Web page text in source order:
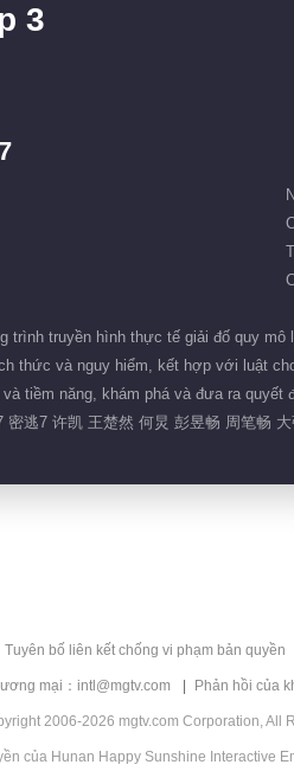
3
trình truyền hình thực tế giải đố quy
thức và nguy hiểm, kết hợp với luật
tiềm năng, khám phá và đưa ra
逃7 许凯 王楚然 何炅 彭昱畅 周笔畅
Tuyên bố liên kết chống vi phạm bản quyền
mại：intl@mgtv.com Phản hồi của
2006-2026 mgtv.com Corporation, All
của Hunan Happy Sunshine Interactive